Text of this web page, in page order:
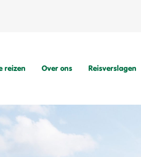
reizen Over ons Reisverslagen